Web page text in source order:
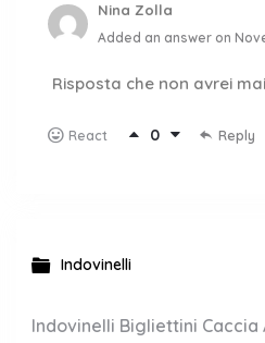
Nina Zolla
Added an answer on
Risposta che non avrei
React 0 Reply
Indovinelli
Indovinelli Bigliettini Caccia